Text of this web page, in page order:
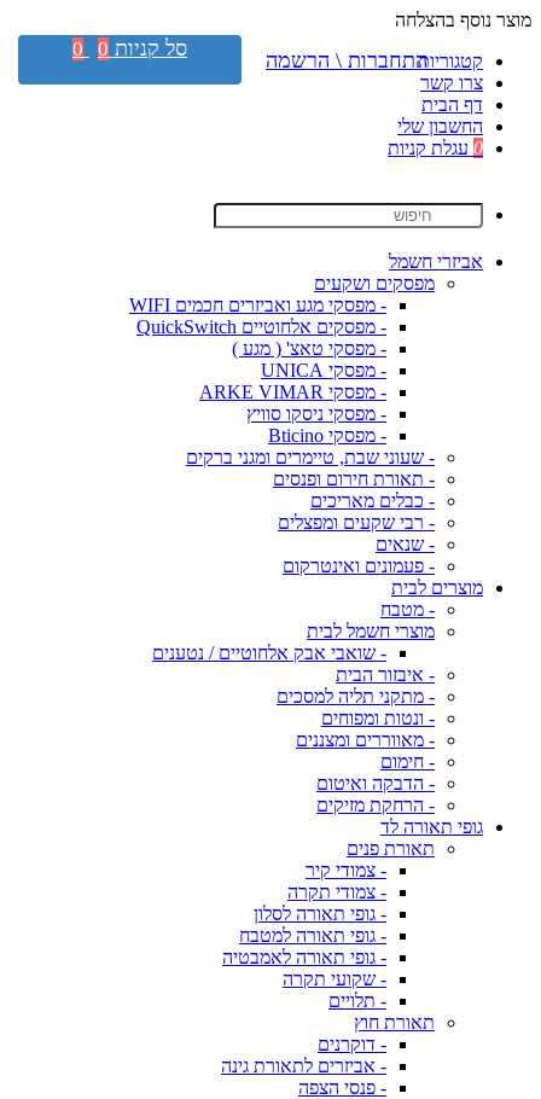
מוצר נוסף בהצלחה
קטגוריות
צרו קשר
דף הבית
החשבון שלי
0 עגלת קניות
אביזרי חשמל
מפסקים ושקעים
- מפסקי מגע ואביזרים חכמים WIFI
- מפסקים אלחוטיים QuickSwitch
- מפסקי טאצ' ( מגע )
- מפסקי UNICA
- מפסקי ARKE VIMAR
- מפסקי ניסקו סוויץ
- מפסקי Bticino
- שעוני שבת, טיימרים ומגני ברקים
- תאורת חירום ופנסים
- כבלים מאריכים
- רבי שקעים ומפצלים
- שנאים
- פעמונים ואינטרקום
מוצרים לבית
- מטבח
מוצרי חשמל לבית
- שואבי אבק אלחוטיים / נטענים
- איבזור הבית
- מתקני תליה למסכים
- ונטות ומפוחים
- מאווררים ומצננים
- חימום
- הדבקה ואיטום
- הרחקת מזיקים
גופי תאורה לד
תאורת פנים
- צמודי קיר
- צמודי תקרה
- גופי תאורה לסלון
- גופי תאורה למטבח
- גופי תאורה לאמבטיה
- שקועי תקרה
- תלויים
תאורת חוץ
- דוקרנים
- אביזרים לתאורת גינה
- פנסי הצפה
התחברות \ הרשמה סל קניות 0
0